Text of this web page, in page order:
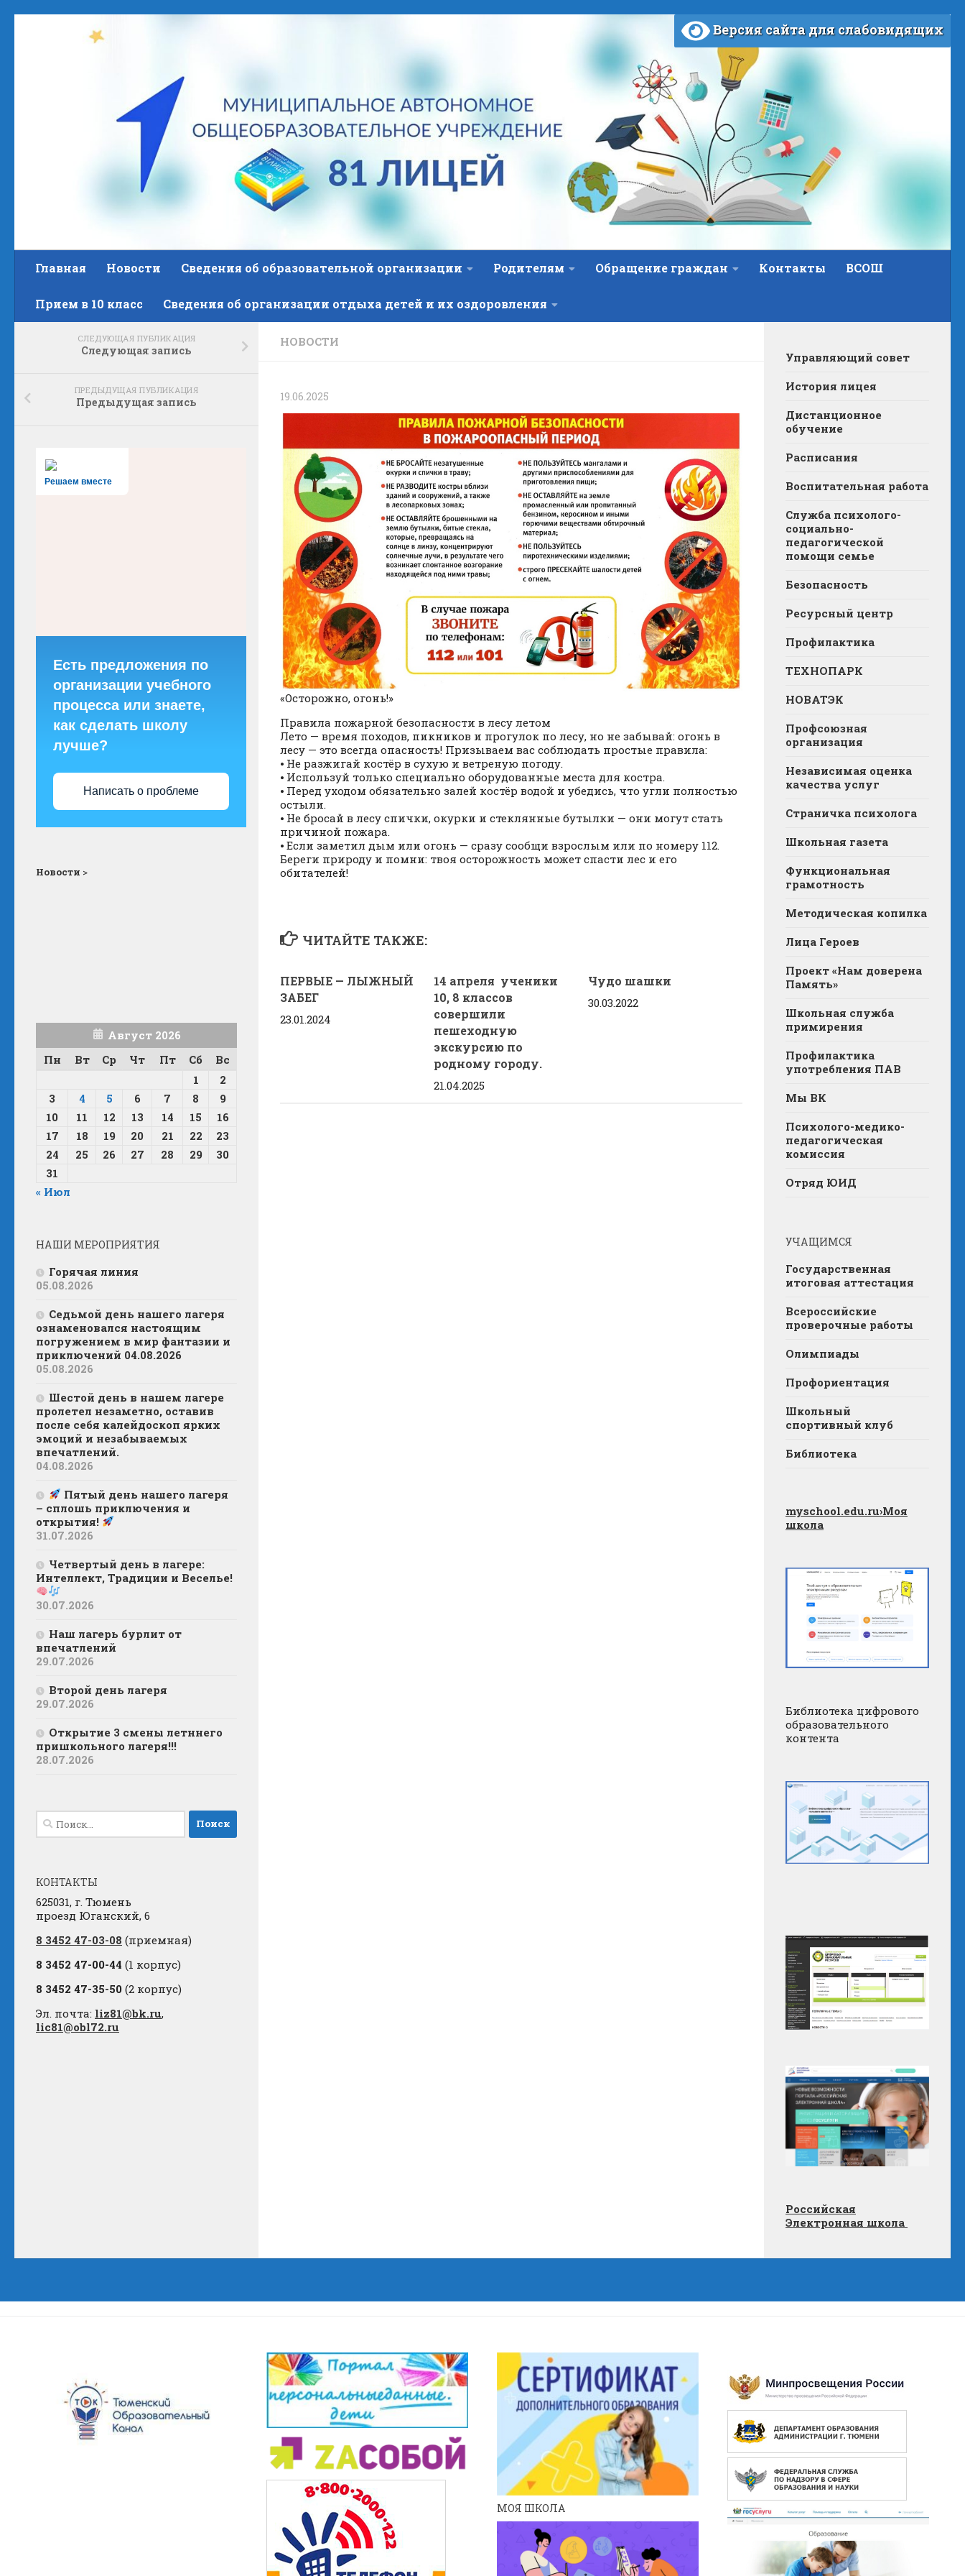
Версия сайта для слабовидящих
Главная Новости Сведения об образовательной организации Родителям Обращение граждан Контакты ВСОШ
Прием в 10 класс Сведения об организации отдыха детей и их оздоровления
НОВОСТИ
19.06.2025
«Осторожно, огонь!»
Правила пожарной безопасности в лесу летом
Лето — время походов, пикников и прогулок по лесу, но не забывай: огонь в
лесу — это всегда опасность! Призываем вас соблюдать простые правила:
⦁ Не разжигай костёр в сухую и ветреную погоду.
⦁ Используй только специально оборудованные места для костра.
⦁ Перед уходом обязательно залей костёр водой и убедись, что угли полностью
остыли.
⦁ Не бросай в лесу спички, окурки и стеклянные бутылки — они могут стать
причиной пожара.
⦁ Если заметил дым или огонь — сразу сообщи взрослым или по номеру 112.
Береги природу и помни: твоя осторожность может спасти лес и его
обитателей!
ЧИТАЙТЕ ТАКЖЕ:
ПЕРВЫЕ — ЛЫЖНЫЙ
ЗАБЕГ
23.01.2024
14 апреля ученики
10, 8 классов
совершили
пешеходную
экскурсию по
родному городу.
21.04.2025
Чудо шашки
30.03.2022
СЛЕДУЮЩАЯ ПУБЛИКАЦИЯ
Следующая запись
ПРЕДЫДУЩАЯ ПУБЛИКАЦИЯ
Предыдущая запись
Решаем вместе
Есть предложения по
организации учебного
процесса или знаете,
как сделать школу
лучше?
Написать о проблеме
Новости >
Август 2026
Пн
Вт Ср Чт Пт Сб
Вс
1
2
3
4 5 6 7 8
9
10
11 12 13 14 15
16
17
18 19 20 21 22
23
24
25 26 27 28 29
30
31
« Июл
НАШИ МЕРОПРИЯТИЯ
Горячая линия
05.08.2026
Седьмой день нашего лагеря
ознаменовался настоящим
погружением в мир фантазии и
приключений 04.08.2026
05.08.2026
Шестой день в нашем лагере
пролетел незаметно, оставив
после себя калейдоскоп ярких
эмоций и незабываемых
впечатлений.
04.08.2026
Пятый день нашего лагеря
– сплошь приключения и
открытия!
31.07.2026
Четвертый день в лагере:
Интеллект, Традиции и Веселье!
30.07.2026
Наш лагерь бурлит от
впечатлений
29.07.2026
Второй день лагеря
29.07.2026
Открытие 3 смены летннего
пришкольного лагеря!!!
28.07.2026
Найти:
КОНТАКТЫ
625031, г. Тюмень
проезд Юганский, 6
8 3452 47-03-08 (приемная)
8 3452 47-00-44 (1 корпус)
8 3452 47-35-50 (2 корпус)
Эл. почта: liz81@bk.ru,
lic81@obl72.ru
Управляющий совет
История лицея
Дистанционное
обучение
Расписания
Воспитательная работа
Служба психолого-
социально-
педагогической
помощи семье
Безопасность
Ресурсный центр
Профилактика
ТЕХНОПАРК
НОВАТЭК
Профсоюзная
организация
Независимая оценка
качества услуг
Страничка психолога
Школьная газета
Функциональная
грамотность
Методическая копилка
Лица Героев
Проект «Нам доверена
Память»
Школьная служба
примирения
Профилактика
употребления ПАВ
Мы ВК
Психолого-медико-
педагогическая
комиссия
Отряд ЮИД
УЧАЩИМСЯ
Государственная
итоговая аттестация
Всероссийские
проверочные работы
Олимпиады
Профориентация
Школьный
спортивный клуб
Библиотека
myschool.edu.ru›Моя
школа
Библиотека цифрового
образовательного
контента
Российская
Электронная школа
МОЯ ШКОЛА